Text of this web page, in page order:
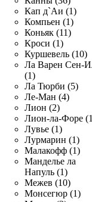
Кап д`Аи (1)
Компьен (1)
Коньяк (11)
Кроси (1)
Куршевель (10)
Ла Варен Сен-
(1)
Ла Тюрби (5)
Ле-Ман (4)
Лион (2)
Лион-ла-Форе
Лувье (1)
Лурмарин (1)
Малакофф (1)
Манделье ла
Напуль (1)
Межев (10)
Монсегюр (1)